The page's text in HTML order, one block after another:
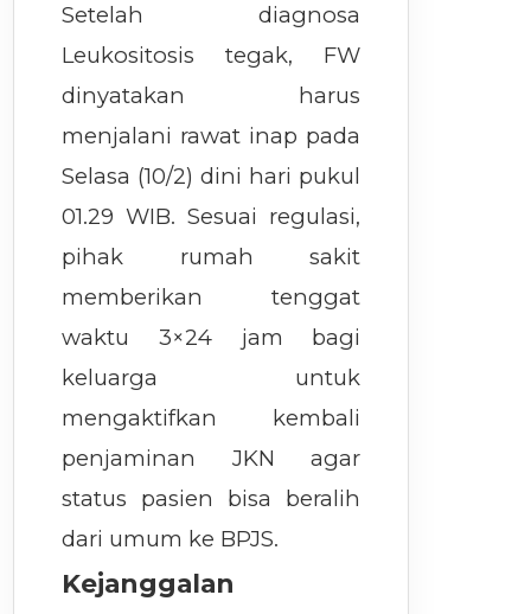
Setelah diagnosa
Leukositosis tegak, FW
dinyatakan harus
menjalani rawat inap pada
Selasa (10/2) dini hari pukul
01.29 WIB. Sesuai regulasi,
pihak rumah sakit
memberikan tenggat
waktu 3×24 jam bagi
keluarga untuk
mengaktifkan kembali
penjaminan JKN agar
status pasien bisa beralih
dari umum ke BPJS.
Kejanggalan